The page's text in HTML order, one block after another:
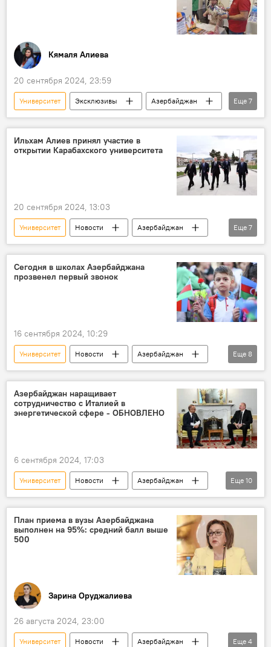
Кямаля Алиева
20 сентября 2024, 23:59
Университет Эксклюзивы
Азербайджан
Россия
Общество
Обучение
Образование
азербайджанские студенты
Еще 7
Ильхам Алиев принял участие в
открытии Карабахского университета
20 сентября 2024, 13:03
Университет Новости
Азербайджан
Карабах
Карабахский экономический район
Открытие
Ильхам Алиев
Еще 7
Сегодня в школах Азербайджана
прозвенел первый звонок
16 сентября 2024, 10:29
Университет Новости
Азербайджан
Баку
Общество
Образование
Министерство образования АР
Управление образования города Баку (УОГБ)
Еще 8
Азербайджан наращивает
сотрудничество с Италией в
энергетической сфере - ОБНОВЛЕНО
6 сентября 2024, 17:03
Университет Новости
Азербайджан
Италия
Ильхам Алиев
Выступление
Форум
Европа
энергетическая безопасность
Еще 10
План приема в вузы Азербайджана
выполнен на 95%: средний балл выше
500
Зарина Оруджалиева
26 августа 2024, 23:00
Университет Новости
Азербайджан
Еще 4